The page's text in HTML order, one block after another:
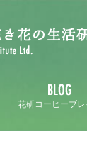
花研コーヒーブレ